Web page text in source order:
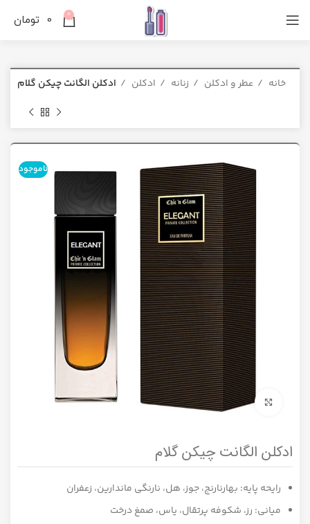
0
0 تومان
خانه عطر و ادکلن زنانه ادکلن ادکلن الگانت چیکن گلام
ناموجود
برای بزرگنمایی کلیک کنید
ادکلن الگانت چیکن گلام
رایحه پایه: بهارنارنج، جوز، هل، نارنگی ماندارین، زعفران
میانی: رز، شکوفه پرتقال، یاس، صمغ درخت